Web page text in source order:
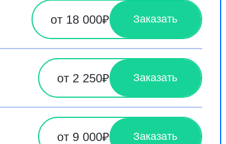
от 18 000₽ Заказать
от 2 250₽ Заказать
от 9 000₽ Заказать